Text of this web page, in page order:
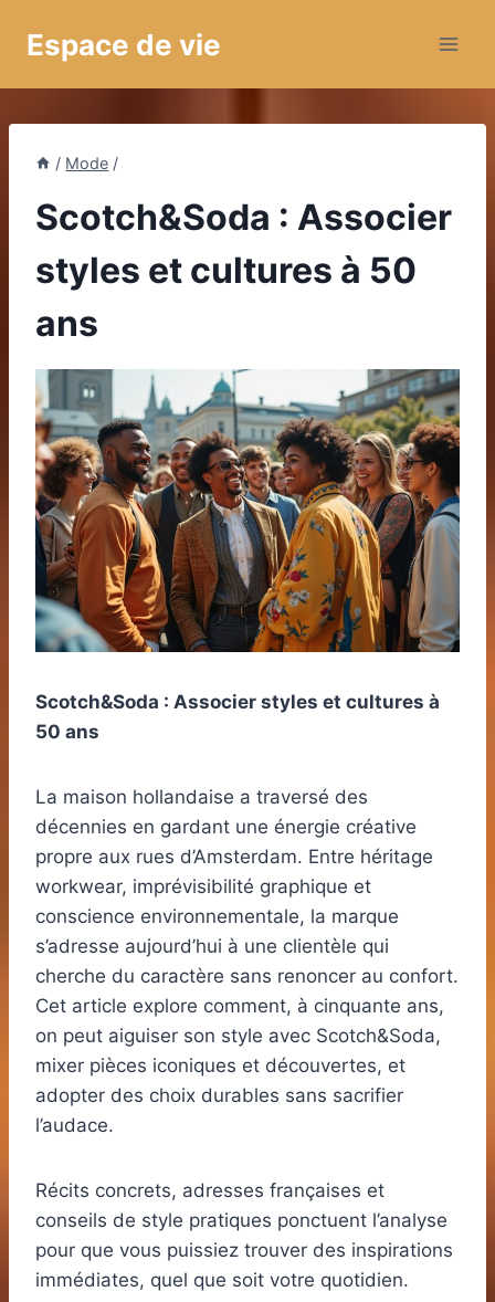
Espace de vie
/ Mode /
Scotch&Soda : Associer
styles et cultures à 50
ans
Scotch&Soda : Associer styles et cultures à
50 ans
La maison hollandaise a traversé des
décennies en gardant une énergie créative
propre aux rues d’Amsterdam. Entre héritage
workwear, imprévisibilité graphique et
conscience environnementale, la marque
s’adresse aujourd’hui à une clientèle qui
cherche du caractère sans renoncer au confort.
Cet article explore comment, à cinquante ans,
on peut aiguiser son style avec Scotch&Soda,
mixer pièces iconiques et découvertes, et
adopter des choix durables sans sacrifier
l’audace.
Récits concrets, adresses françaises et
conseils de style pratiques ponctuent l’analyse
pour que vous puissiez trouver des inspirations
immédiates, quel que soit votre quotidien.